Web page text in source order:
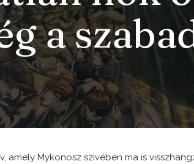
a
amely Mykonosz szívében ma is